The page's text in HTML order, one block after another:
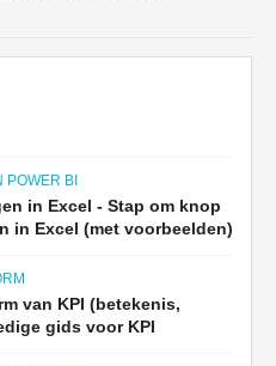
POWER BI
in Excel - Stap om knop
in Excel (met voorbeelden)
van KPI (betekenis,
gids voor KPI